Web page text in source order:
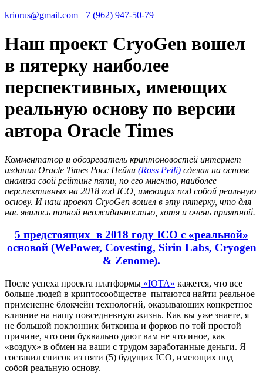
kriorus@gmail.com +7 (962) 947-50-79
Наш проект CryoGen вошел
в пятерку наиболее
перспективных, имеющих
реальную основу по версии
автора Oracle Times
Комментатор и обозреватель криптоновостей интернет
издания Oracle Times Росс Пейли (Ross Peili) сделал на основе
анализа свой рейтинг пяти, по его мнению, наиболее
перспективных на 2018 год ICO, имеющих под собой реальную
основу. И наш проект CryoGen вошел в эту пятерку, что для
нас явилось полной неожиданностью, хотя и очень приятной.
5 предстоящих в 2018 году ICO c «реальной»
основой (WePower, Covesting, Sirin Labs, Cryogen
& Zenome).
После успеха проекта платформы «IOTA» кажется, что все
больше людей в криптосообществе пытаются найти реальное
применение блокчейн технологий, оказывающих конкретное
влияние на нашу повседневную жизнь. Как вы уже знаете, я
не большой поклонник биткоина и форков по той простой
причине, что они буквально дают вам не что иное, как
«воздух» в обмен на ваши с трудом заработанные деньги. Я
составил список из пяти (5) будущих ICO, имеющих под
собой реальную основу.